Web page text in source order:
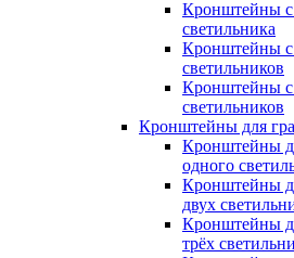
Кронштейны с
светильника
Кронштейны с
светильников
Кронштейны с
светильников
Кронштейны для
Кронштейны
одного
Кронштейны
двух
Кронштейны
трёх